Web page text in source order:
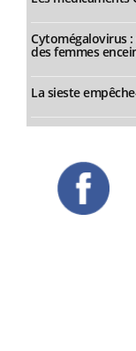
Cytomégalovirus :
des femmes
La sieste